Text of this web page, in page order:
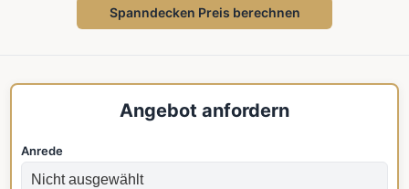
Spanndecken Preis berechnen
Angebot anfordern
Anrede